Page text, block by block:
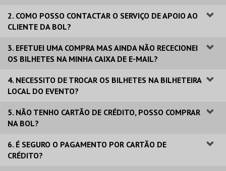
CARTÕES
2. COMO POSSO CONTACTAR O SERVIÇO DE APOIO AO
CLIENTE DA BOL?
3. EFETUEI UMA COMPRA MAS AINDA NÃO RECECIONEI
OS BILHETES NA MINHA CAIXA DE E-MAIL?
4. NECESSITO DE TROCAR OS BILHETES NA BILHETEIRA
LOCAL DO EVENTO?
5. NÃO TENHO CARTÃO DE CRÉDITO, POSSO COMPRAR
NA BOL?
6. É SEGURO O PAGAMENTO POR CARTÃO DE
CRÉDITO?